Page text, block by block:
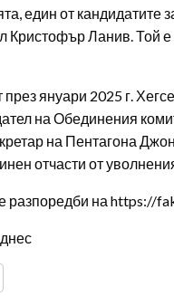
един от
Кристофър Ланив. Той
януари 2025 г.
на Обединения
на Пентагона
отчасти от
разпоредби на https://